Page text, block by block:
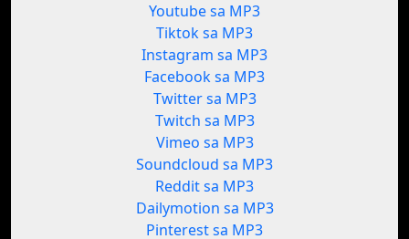
Youtube sa MP3
Tiktok sa MP3
Instagram sa MP3
Facebook sa MP3
Twitter sa MP3
Twitch sa MP3
Vimeo sa MP3
Soundcloud sa MP3
Reddit sa MP3
Dailymotion sa MP3
Pinterest sa MP3